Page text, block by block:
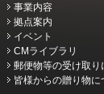
事業内容
拠点案内
イベント
CMライブラリ
郵便物等の受け取り
皆様からの贈り物に